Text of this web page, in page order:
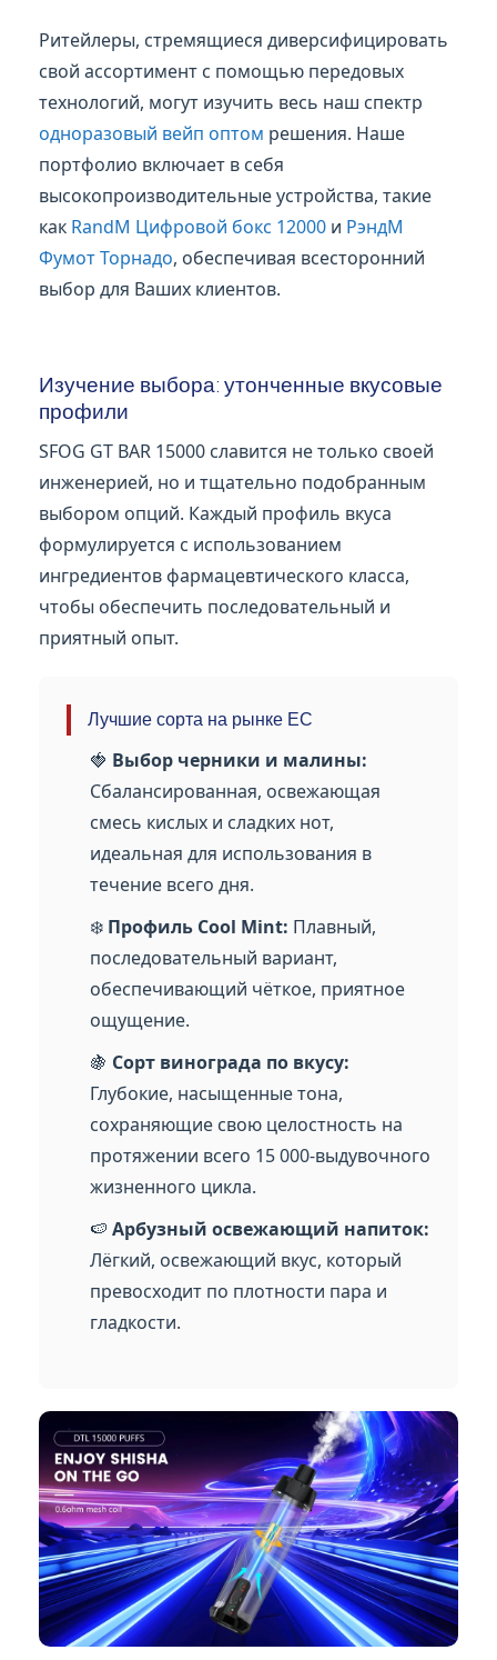
Ритейлеры, стремящиеся диверсифицировать
свой ассортимент с помощью передовых
технологий, могут изучить весь наш спектр
одноразовый вейп оптом решения. Наше
портфолио включает в себя
высокопроизводительные устройства, такие
как RandM Цифровой бокс 12000 и РэндМ
Фумот Торнадо, обеспечивая всесторонний
выбор для Ваших клиентов.
Изучение выбора: утонченные вкусовые
профили
SFOG GT BAR 15000 славится не только своей
инженерией, но и тщательно подобранным
выбором опций. Каждый профиль вкуса
формулируется с использованием
ингредиентов фармацевтического класса,
чтобы обеспечить последовательный и
приятный опыт.
Лучшие сорта на рынке ЕС
🍓 Выбор черники и малины:
Сбалансированная, освежающая
смесь кислых и сладких нот,
идеальная для использования в
течение всего дня.
❄️ Профиль Cool Mint: Плавный,
последовательный вариант,
обеспечивающий чёткое, приятное
ощущение.
🍇 Сорт винограда по вкусу:
Глубокие, насыщенные тона,
сохраняющие свою целостность на
протяжении всего 15 000-выдувочного
жизненного цикла.
🍉 Арбузный освежающий напиток:
Лёгкий, освежающий вкус, который
превосходит по плотности пара и
гладкости.